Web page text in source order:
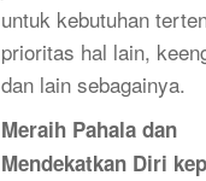
untuk kebutuhan
prioritas hal lain,
dan lain sebagainya.
Meraih Pahala dan
Mendekatkan Diri